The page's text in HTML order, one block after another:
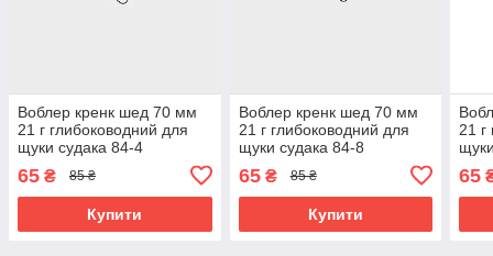
Воблер кренк шед 70 мм
21 г глибоководний для
щуки судака 84-4
65 ₴ 85 ₴
Купити
Воблер кренк шед 70 мм
21 г глибоководний для
щуки судака 84-8
65₴ 85 ₴
Купити
21 г
65